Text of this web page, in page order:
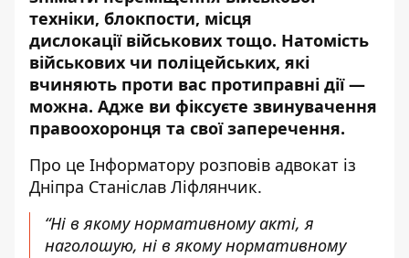
техніки, блокпости, місця
дислокації військових тощо. Натомість
військових чи поліцейських, які
вчиняють проти вас протиправні дії —
можна. Адже ви фіксуєте звинувачення
правоохоронця та свої заперечення.
Про це Інформатору розповів адвокат із
Дніпра Станіслав Ліфлянчик.
“Ні в якому нормативному акті, я
наголошую, ні в якому нормативному